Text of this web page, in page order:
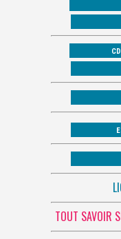
TOUT SAVOIR